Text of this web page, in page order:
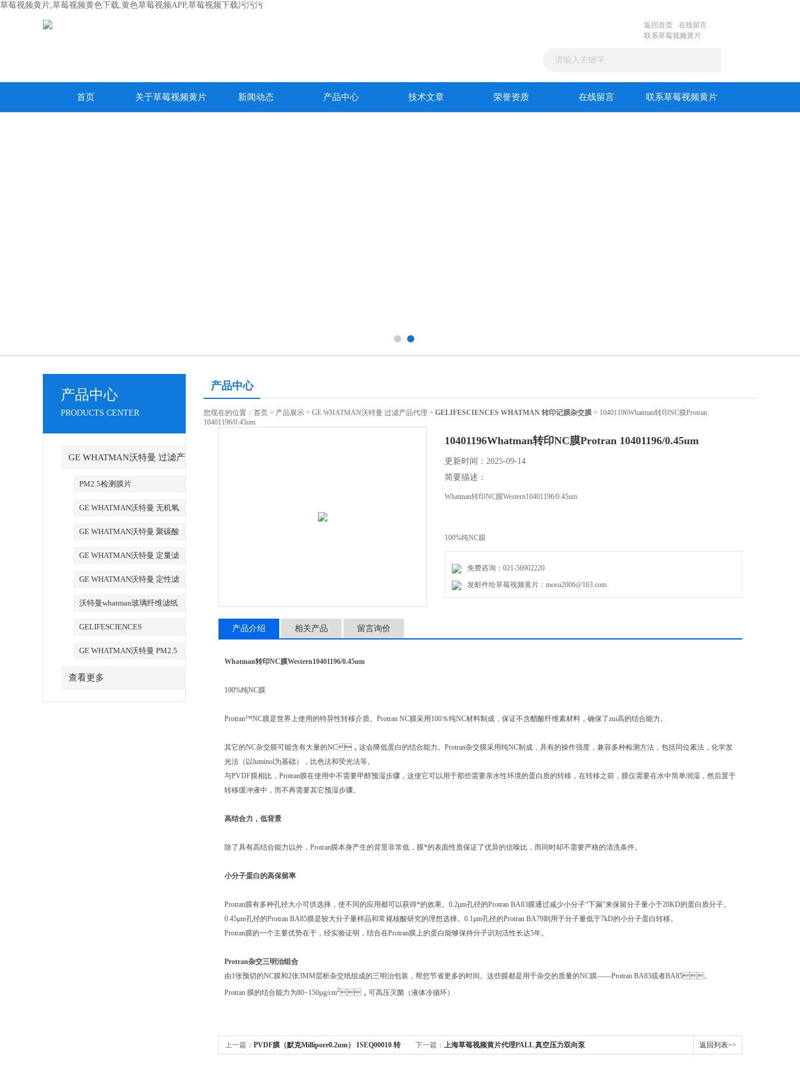
草莓视频黄片,草莓视频黄色下载,黄色草莓视频APP,草莓视频下载污污污
返回首页
在线留言
联系草莓视频黄片
首页 关于草莓视频黄片 新闻动态 产品中心 技术文章 荣誉资质 在线留言 联系草莓视频黄片
产品中心
PRODUCTS CENTER
GE WHATMAN沃特曼 过滤产
品代理PM2.5检测膜片
GE WHATMAN沃特曼 无机氧
GE WHATMAN沃特曼 聚碳酸
GE WHATMAN沃特曼 定量滤
GE WHATMAN沃特曼 定性滤
纸
沃特曼whatman玻璃纤维滤纸
GELIFESCIENCES
WHATMAN 转印记膜杂交膜
GE WHATMAN沃特曼 PM2.5
查看更多
产品中心
您现在的位置： 首页 > 产品展示 > GE WHATMAN沃特曼 过滤产品代理 > GELIFESCIENCES WHATMAN 转印记膜杂交膜 > 10401196Whatman转印NC膜Protran
10401196/0.45um
10401196Whatman转印NC膜Protran 10401196/0.45um
更新时间：2025-09-14
简要描述：
Whatman转印NC膜Western10401196/0.45um
100%纯NC膜
Protran™NC膜是世界上使用Z为广泛的特异性转移介质。Protran NC膜采用100％纯NC材料制
成，保证不含醋酸纤维素材料，确保了Z高的结合能力。
免费咨询：021-56902220
发邮件给草莓视频黄片：mosu2006@163.com
产品介绍 相关产品 留言询价
Whatman转印NC膜Western10401196/0.45um
100%纯NC膜
Protran™NC膜是世界上使用的特异性转移介质。Protran NC膜采用100％纯NC材料制成，保证不含醋酸纤维素材料，确保了zui高的结合能力。
其它的NC杂交膜可能含有大量的NC，这会降低蛋白的结合能力。Protran杂交膜采用纯NC制成，具有的操作强度，兼容多种检测方法，包括同位素法，化学发
光法（以luminol为基础），比色法和荧光法等。
与PVDF膜相比，Protran膜在使用中不需要甲醇预湿步骤，这使它可以用于那些需要亲水性环境的蛋白质的转移，在转移之前，膜仅需要在水中简单润湿，然后置于
转移缓冲液中，而不再需要其它预湿步骤。
高结合力，低背景
除了具有高结合能力以外，Protran膜本身产生的背景非常低，膜*的表面性质保证了优异的信噪比，而同时却不需要严格的清洗条件。
小分子蛋白的高保留率
Protran膜有多种孔径大小可供选择，使不同的应用都可以获得*的效果。0.2μm孔径的Protran BA83膜通过减少小分子“下漏”来保留分子量小于20KD的蛋白质分子。
0.45μm孔径的Protran BA85膜是较大分子量样品和常规核酸研究的理想选择。0.1μm孔径的Protran BA79则用于分子量低于7kD的小分子蛋白转移。
Protran膜的一个主要优势在于，经实验证明，结合在Protran膜上的蛋白能够保持分子识别活性长达5年。
Protran杂交三明治组合
由1张预切的NC膜和2张3MM层析杂交纸组成的三明治包装，帮您节省更多的时间。这些膜都是用于杂交的质量的NC膜——Protran BA83或者BA85。
Protran 膜的结合能力为80~150µg/cm2，可高压灭菌（液体冷循环）
上一篇： PVDF膜（默克Millipore0.2um） ISEQ00010 转 下一篇： 上海草莓视频黄片代理PALL 真空压力双向泵 返回列表>>